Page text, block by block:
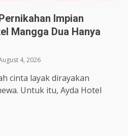
Impian
Mangga Dua Hanya
4, 2026
cinta layak dirayakan
Untuk itu, Ayda Hotel